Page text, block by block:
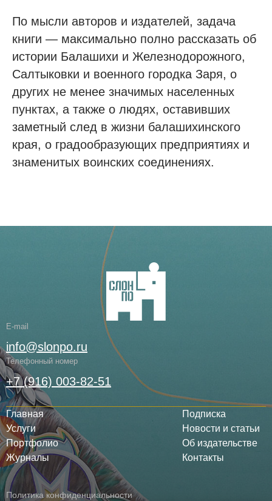
По мысли авторов и издателей, задача
книги — максимально полно рассказать об
истории Балашихи и Железнодорожного,
Салтыковки и военного городка Заря, о
других не менее значимых населенных
пунктах, а также о людях, оставивших
заметный след в жизни балашихинского
края, о градообразующих предприятиях и
знаменитых воинских соединениях.
E-mail
info@slonpo.ru
Телефонный номер
+7 (916) 003-82-51
Главная
Услуги
Портфолио
Журналы
Подписка
Новости и статьи
Об издательстве
Контакты
Политика конфиденциальности